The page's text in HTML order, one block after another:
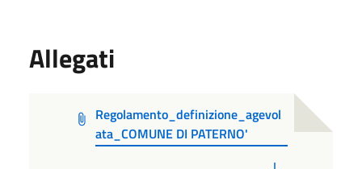
Allegati
Regolamento_definizione_agevol
ata_COMUNE DI PATERNO'